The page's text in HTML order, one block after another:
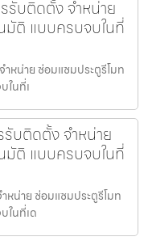
รับติดตั้ง จำหน่าย
มัติ แบบครบจบในที่
หน่าย ซ่อมแซมประตูรีโมท
ในที่เ
รับติดตั้ง จำหน่าย
มัติ แบบครบจบในที่
หน่าย ซ่อมแซมประตูรีโมท
ในที่เด